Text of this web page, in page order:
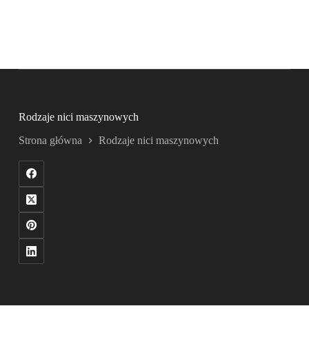
Rodzaje nici maszynowych
Strona główna Rodzaje nici maszynowych